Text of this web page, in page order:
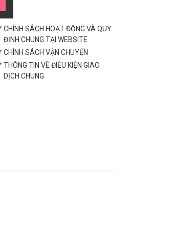
CHÍNH SÁCH HOẠT ĐỘNG VÀ QUY
ĐỊNH CHUNG TẠI WEBSITE
CHÍNH SÁCH VẬN CHUYỂN
THÔNG TIN VỀ ĐIỀU KIỆN GIAO
DỊCH CHUNG